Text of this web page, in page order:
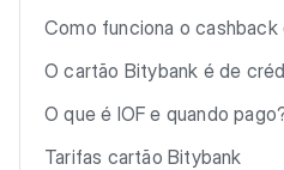
Como funciona o
O cartão Bitybank é de
O que é IOF e quando
Tarifas cartão Bitybank